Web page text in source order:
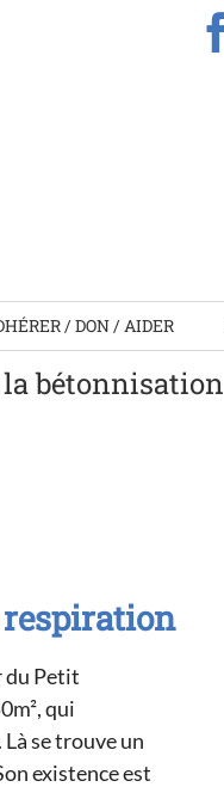
/ DON / AIDER
bétonnisation
respiration
du Petit
qui
se trouve un
existence est